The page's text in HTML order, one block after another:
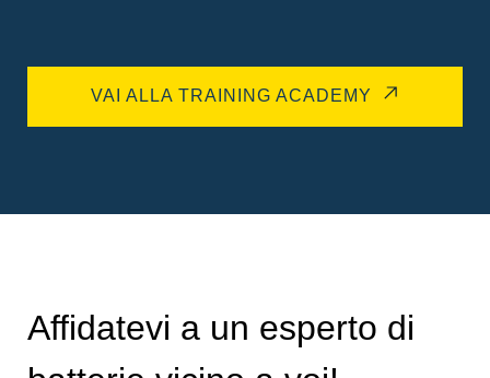
VAI ALLA TRAINING ACADEMY
Affidatevi a un esperto di